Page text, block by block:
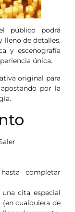
público podrá
lleno de detalles,
y escenografía
única.
original para
por la
completar
una cita especial
cualquiera de